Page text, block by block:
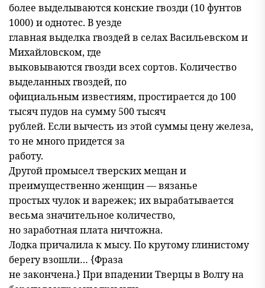
более выделываются конские гвозди (10 фунтов
1000) и однотес. В уезде
главная выделка гвоздей в селах Васильевском и
Михайловском, где
выковываются гвозди всех сортов. Количество
выделанных гвоздей, по
официальным известиям, простирается до 100
тысяч пудов на сумму 500 тысяч
рублей. Если вычесть из этой суммы цену железа,
то не много придется за
работу.
Другой промысел тверских мещан и
преимущественно женщин — вязанье
простых чулок и варежек; их вырабатывается
весьма значительное количество,
но заработная плата ничтожна.
Лодка причалила к мысу. По крутому глинистому
берегу взошли… {Фраза
не закончена.} При впадении Тверцы в Волгу на